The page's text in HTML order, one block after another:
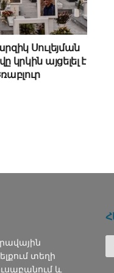
Սուլեյման
կրկին այցելել է
տեղի
և